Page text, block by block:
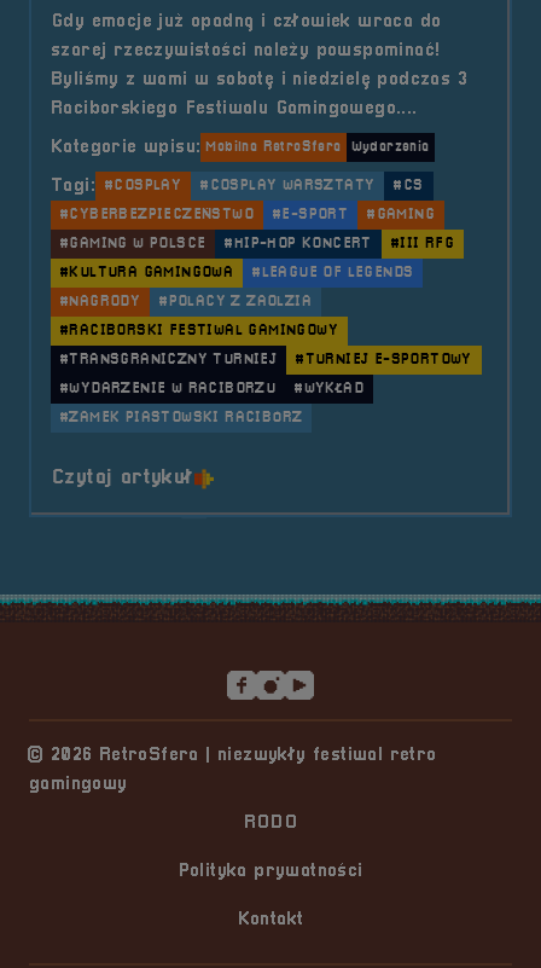
Gdy emocje już opadną i człowiek wraca do
szarej rzeczywistości należy powspominać!
Byliśmy z wami w sobotę i niedzielę podczas 3
Raciborskiego Festiwalu Gamingowego....
Kategorie wpisu: Mobilna RetroSfera Wydarzenia
Tagi: #COSPLAY #COSPLAY WARSZTATY
#CS
#CYBERBEZPIECZEŃSTWO
#E-SPORT
#GAMING
#GAMING W POLSCE
#HIP-HOP KONCERT
#III RFG
#KULTURA GAMINGOWA
#LEAGUE OF LEGENDS
#NAGRODY
#POLACY Z ZAOLZIA
#RACIBORSKI FESTIWAL GAMINGOWY
#TRANSGRANICZNY TURNIEJ
#TURNIEJ E-SPORTOWY
#WYDARZENIE W RACIBORZU
#WYKŁAD
#ZAMEK PIASTOWSKI RACIBÓRZ
Czytaj artykuło tytule 2022.07.02 i 03 Mobilna
© 2026 RetroSfera | niezwykły festiwal retro
gamingowy
RODO
Polityka prywatności
Kontakt